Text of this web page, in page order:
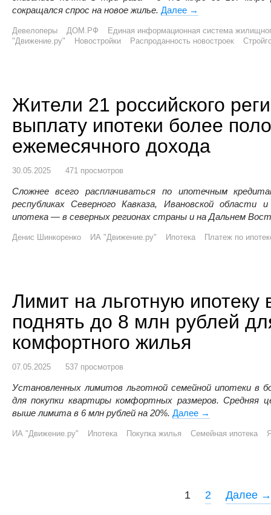
сокращался спрос на новое жилье. Далее Год с отмены
→
Девелоперы ДОМ.РФ
Единая информационная система
"Движение.ру"
Новостройки Распроданность новостроек
Жители 21 российского
выплату ипотеки более
ежемесячного дохода
30.05.2025 471 просмотров
Сложнее всего расплачиваться по ипотечным
республиках Северного Кавказа, Ивановской
ипотека — в северных регионах страны и на Дальнем
Денис Шинкоренко ИА "Движение.ру" Ипотека Платеж по
Лимит на льготную
поднять до 8 млн рублей
комфортного жилья
07.05.2025 537 просмотров
Установленных лимитов льготной семейной ипотеки в
для покупки квартиры комфортных размеров. Средняя
выше лимита в 6 млн рублейна 20%. Далее Лимит на
→
ИА "Движение.ру" Ипотека Покупка жилья Семейная ипотека
1 2 Далее